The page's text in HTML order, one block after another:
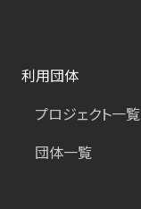
利用団体
プロジェクト一覧
団体一覧